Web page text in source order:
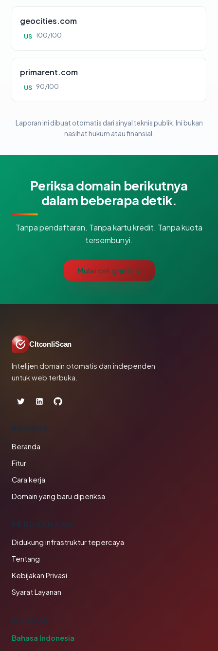
geocities.com
US 100/100
primarent.com
US 90/100
Laporan ini dibuat otomatis dari sinyal teknis publik. Ini bukan
nasihat hukum atau finansial.
Periksa domain berikutnya
dalam beberapa detik.
Tanpa pendaftaran. Tanpa kartu kredit. Tanpa kuota
tersembunyi.
Mulai cek gratis →
CltconliScan
Intelijen domain otomatis dan independen
untuk web terbuka.
PRODUK
Beranda
Fitur
Cara kerja
Domain yang baru diperiksa
PERUSAHAAN
Didukung infrastruktur tepercaya
Tentang
Kebijakan Privasi
Syarat Layanan
BAHASA
Bahasa Indonesia